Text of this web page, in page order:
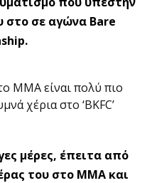
σε αγώνα Bare
MMA είναι πολύ πιο
χέρια στο ‘BKFC’
μέρες, έπειτα από
του στο ΜΜΑ και